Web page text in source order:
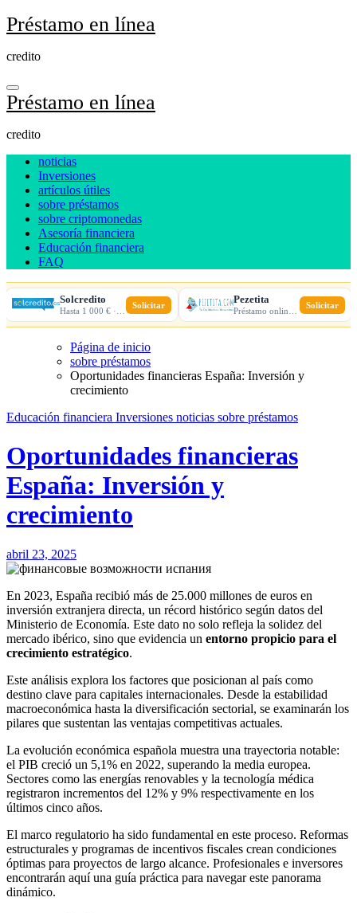
Ir
al
Préstamo en línea
credito
Préstamo en línea
credito
noticias
Inversiones
artículos útiles
sobre préstamos
sobre criptomonedas
Asesoría financiera
Educación financiera
FAQ
Solcredito Solicitar Pezetita Solicitar
Página de inicio
sobre préstamos
Oportunidades financieras España: Inversión y
crecimiento
Educación financiera Inversiones noticias sobre préstamos
Oportunidades financieras
España: Inversión y
crecimiento
abril 23, 2025
En 2023, España recibió más de 25.000 millones de euros en
inversión extranjera directa, un récord histórico según datos del
Ministerio de Economía. Este dato no solo refleja la solidez del
mercado ibérico, sino que evidencia un entorno propicio para el
crecimiento estratégico.
Este análisis explora los factores que posicionan al país como
destino clave para capitales internacionales. Desde la estabilidad
macroeconómica hasta la diversificación sectorial, se examinarán los
pilares que sustentan las ventajas competitivas actuales.
La evolución económica española muestra una trayectoria notable:
el PIB creció un 5,1% en 2022, superando la media europea.
Sectores como las energías renovables y la tecnología médica
registraron incrementos del 12% y 9% respectivamente en los
últimos cinco años.
El marco regulatorio ha sido fundamental en este proceso. Reformas
estructurales y programas de incentivos fiscales crean condiciones
óptimas para proyectos de largo alcance. Profesionales e inversores
encontrarán aquí una guía práctica para navegar este panorama
dinámico.